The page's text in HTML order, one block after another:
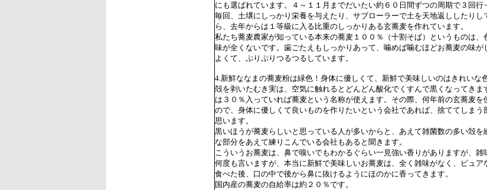
にも選ばれています。４～１１月までだいたい約６０日間ずつの周期で３回行
毎回、土壌にしっかり栄養を与えたり、サブローラーで土を天地返ししたり
ら、去年からは１等級に入る比重のしっかりある玄蕎麦を作れています。
私たち蕎麦農家が知っている本来の蕎麦１００％（十割そば）というものは
味が全くないです。歯ごたえもしっかりあって、噛めば噛むほどお蕎麦の味
よくて、ぷりぷりつるつるしています。
4.新鮮ななまの蕎麦粉は緑色！身体に優しくて、新鮮で美味しいのはきれいな
殻を剥いたむき実は、空気に触れるとどんどん酸化でくすんで黒くなってき
は３０％入っていれば蕎麦という名称が使えます。その際、何年前の玄蕎麦
ので、身体に優しくて良いものを作りたいという会社であれば、捨ててしま
思います。
黒いほうが蕎麦らしいと思っている人が多いからと、あえて雑菌数の多い殻
な部分をあえて練りこんでいる会社もあると聞きます。
こういうお蕎麦は、鼻で嗅いでもわかるぐらい一見強い香りがありますが、雑
何度も言いますが、本当に新鮮で美味しいお蕎麦は、全く雑味がなく、ピュア
食べた後、口の中で後から鼻に抜けるようにほのかに香ってきます。
国内産の蕎麦の自給率は約２０％です。